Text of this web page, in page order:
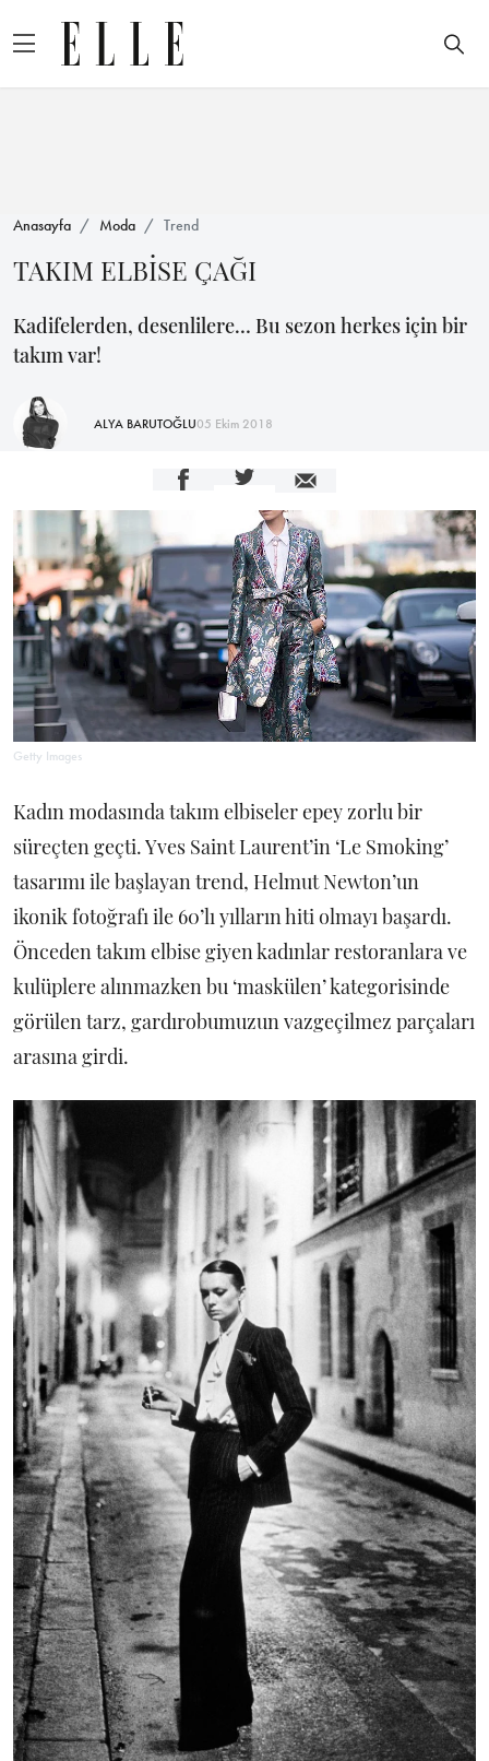
Anasayfa Moda Trend
TAKIM ELBİSE ÇAĞI
Kadifelerden, desenlilere… Bu sezon herkes için bir
takım var!
ALYA BARUTOĞLU05 Ekim 2018
Getty Images
Kadın modasında takım elbiseler epey zorlu bir
süreçten geçti. Yves Saint Laurent’in ‘Le Smoking’
tasarımı ile başlayan trend, Helmut Newton’un
ikonik fotoğrafı ile 60’lı yılların hiti olmayı başardı.
Önceden takım elbise giyen kadınlar restoranlara ve
kulüplere alınmazken bu ‘maskülen’ kategorisinde
görülen tarz, gardırobumuzun vazgeçilmez parçaları
arasına girdi.